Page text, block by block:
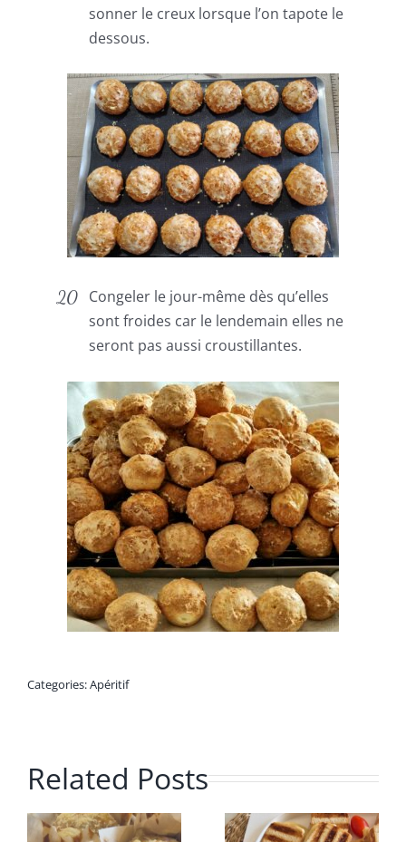
sonner le creux lorsque l’on tapote le
dessous.
Congeler le jour-même dès qu’elles
sont froides car le lendemain elles ne
seront pas aussi croustillantes.
Categories:Apéritif
Related Posts